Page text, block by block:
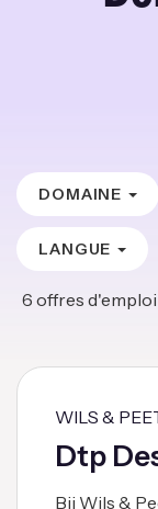
DOMAINE
LANGUE
6 offres d'emploi
WILS &
Dtp
Bij Wils &